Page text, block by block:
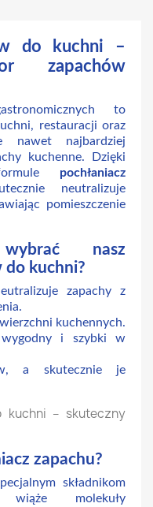
do kuchni –
zapachów
to
restauracji oraz
nawet najbardziej
kuchenne. Dzięki
pochłaniacz
neutralizuje
pomieszczenie
nasz
do kuchni?
zapachy z
kuchennych.
i szybki w
a skutecznie je
zapachu?
składnikom
wiąże molekuły